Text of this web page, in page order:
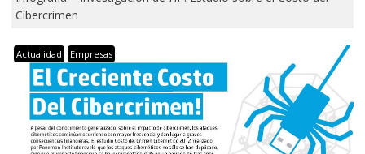
Cibercrimen
Actualidad Empresas